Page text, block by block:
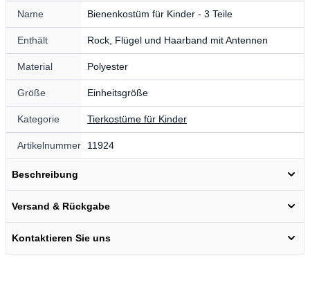
Name Bienenkostüm für Kinder - 3 Teile
Enthält Rock, Flügel und Haarband mit Antennen
Material Polyester
Größe Einheitsgröße
Kategorie Tierkostüme für Kinder
Artikelnummer 11924
Beschreibung
Versand & Rückgabe
Kontaktieren Sie uns